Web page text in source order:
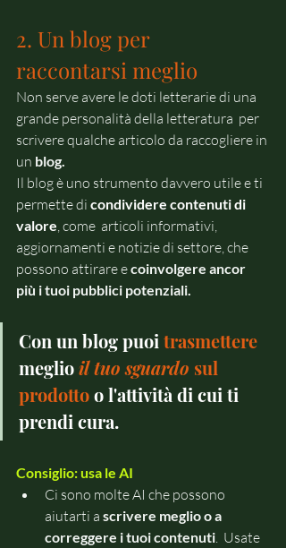
2. Un blog per
raccontarsi meglio
Non serve avere le doti letterarie di una
grande personalità della letteratura  per
scrivere qualche articolo da raccogliere in
un blog.
Il blog è uno strumento davvero utile e ti
permette di condividere contenuti di
valore , come  articoli informativi,
aggiornamenti e notizie di settore, che
possono attirare e coinvolgere ancor
più i tuoi pubblici potenziali.
Con un blog puoi trasmettere
meglioil tuo sguardo sul
prodotto o l'attività di cui ti
prendi cura.
Consiglio: usa le AI
Ci sono molte AI che possono
aiutarti a scrivere meglio o a
correggere i tuoi contenuti .  Usate